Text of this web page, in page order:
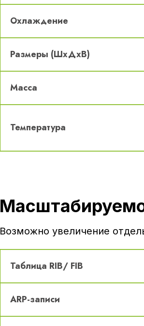
Охлаждение
Размеры (ШхДхВ)
Масса
Температура
Возможно увеличение
Таблица RIB/ FIB
ARP-записи